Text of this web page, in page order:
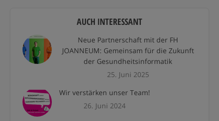
AUCH INTERESSANT
Neue Partnerschaft mit der FH
JOANNEUM: Gemeinsam für die Zukunft
der Gesundheitsinformatik
25. Juni 2025
Wir verstärken unser Team!
26. Juni 2024